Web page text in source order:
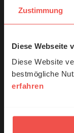
Zustimmung
Diese Webseite
Diese Website
bestmögliche
erfahren
E-Mail:
Kommentar:
Meinen
© Ruth